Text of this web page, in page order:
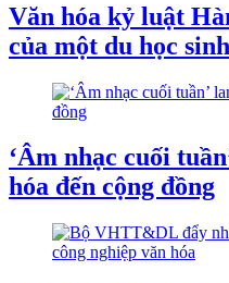
Văn hóa kỷ luật
của một du học
‘Âm nhạc cuối
hóa đến cộng đồng